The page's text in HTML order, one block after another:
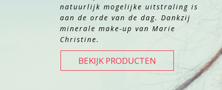
natuurlijk mogelijke uitstraling is
aan de orde van de dag. Dankzij
minerale make-up van Marie
Christine.
BEKIJK PRODUCTEN